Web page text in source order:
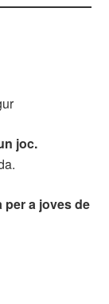
joc.
a joves de